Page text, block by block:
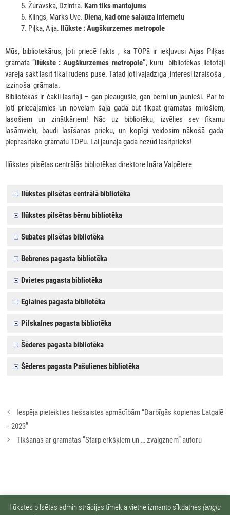
Žuravska, Dzintra. Kam tiks mantojums
Klings, Marks Uve. Diena, kad ome salauza internetu
Piļka, Aija. Ilūkste : Augškurzemes metropole
Mūs, bibliotekārus, ļoti priecē fakts , ka TOPā ir iekļuvusi Aijas Pilķas
grāmata ”Ilūkste : Augškurzemes metropole”, kuru bibliotēkas lietotāji
varēja sākt lasīt tikai rudens pusē. Tātad ļoti vajadzīga ,interesi izraisoša ,
izzinoša grāmata.
Bibliotēkās ir čakli lasītāji – gan pieaugušie, gan bērni un jaunieši. Par to
ļoti priecājamies un novēlam šajā gadā būt tikpat grāmatas mīlošiem,
lasošiem un zinātkāriem! Nāc uz bibliotēku, izvēlies sev tīkamu
lasāmvielu, baudi lasīšanas prieku, un kopīgi veidosim nākošā gada
pieprasītāko grāmatu TOPu. Lai jaunajā gadā nezūd lasītprieks!
Ilūkstes pilsētas centrālās bibliotēkas direktore Ināra Valpētere
Ilūkstes pilsētas centrālā bibliotēka
Ilūkstes pilsētas bērnu bibliotēka
Subates pilsētas bibliotēka
Bebrenes pagasta bibliotēka
Dvietes pagasta bibliotēka
Eglaines pagasta bibliotēka
Pilskalnes pagasta bibliotēka
Šēderes pagasta bibliotēka
Šēderes pagasta Pašulienes bibliotēka
Rakstu
navigācija
Iespēja pieteikties tiešsaistes apmācībām “Darbīgās kopienas Latgalē
– 2023”
Tikšanās ar grāmatas ”Starp ērkšķiem un … zvaigznēm” autoru
Ilūkstes pilsētas administrācijas tīmekļa vietne izmanto sīkdatnes (angļu